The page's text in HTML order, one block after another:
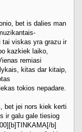
bet is dalies man
viskas yra grazu ir
kazkiek laiko,
remiasi
kitas dar kitaip,
tokios nepadare.
bet jei nors kiek kerti
ir galu gale tiesiog
b]